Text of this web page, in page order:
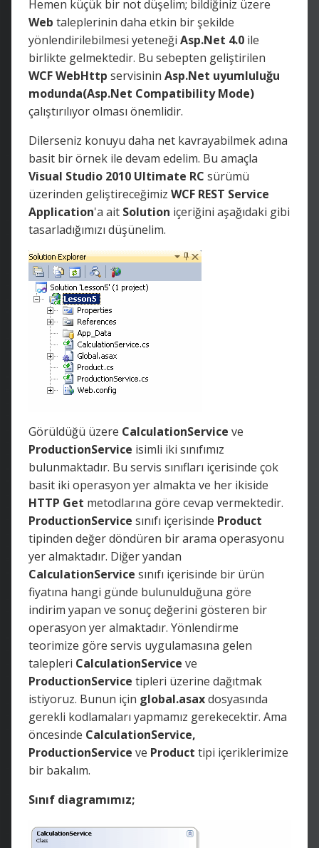
Hemen küçük bir not düşelim; bildiğiniz üzere
Web taleplerinin daha etkin bir şekilde
yönlendirilebilmesi yeteneği Asp.Net 4.0 ile
birlikte gelmektedir. Bu sebepten geliştirilen
WCF WebHttp servisinin Asp.Net uyumluluğu
modunda(Asp.Net Compatibility Mode)
çalıştırılıyor olması önemlidir.
Dilerseniz konuyu daha net kavrayabilmek adına
basit bir örnek ile devam edelim. Bu amaçla
Visual Studio 2010 Ultimate RC sürümü
üzerinden geliştireceğimiz WCF REST Service
Application'a ait Solution içeriğini aşağıdaki gibi
tasarladığımızı düşünelim.
Görüldüğü üzere CalculationService ve
ProductionService isimli iki sınıfımız
bulunmaktadır. Bu servis sınıfları içerisinde çok
basit iki operasyon yer almakta ve her ikiside
HTTP Get metodlarına göre cevap vermektedir.
ProductionService sınıfı içerisinde Product
tipinden değer döndüren bir arama operasyonu
yer almaktadır. Diğer yandan
CalculationService sınıfı içerisinde bir ürün
fiyatına hangi günde bulunulduğuna göre
indirim yapan ve sonuç değerini gösteren bir
operasyon yer almaktadır. Yönlendirme
teorimize göre servis uygulamasına gelen
talepleri CalculationService ve
ProductionService tipleri üzerine dağıtmak
istiyoruz. Bunun için global.asaxdosyasında
gerekli kodlamaları yapmamız gerekecektir. Ama
öncesinde CalculationService,
ProductionService ve Product tipi içeriklerimize
bir bakalım.
Sınıf diagramımız;